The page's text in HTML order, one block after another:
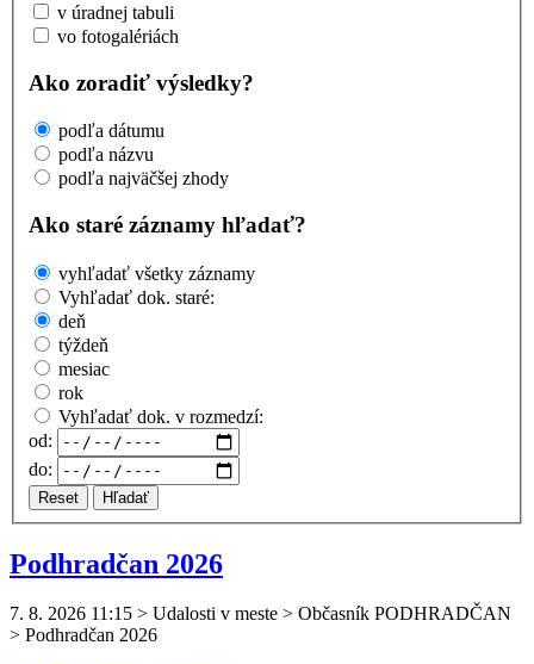
v úradnej tabuli
vo fotogalériách
Ako zoradiť výsledky?
podľa dátumu
podľa názvu
podľa najväčšej zhody
Ako staré záznamy hľadať?
vyhľadať všetky záznamy
Vyhľadať dok. staré:
deň
týždeň
mesiac
rok
Vyhľadať dok. v rozmedzí:
od:
do:
Reset Hľadať
Podhradčan 2026
7. 8. 2026 11:15 > Udalosti v meste > Občasník PODHRADČAN
> Podhradčan 2026